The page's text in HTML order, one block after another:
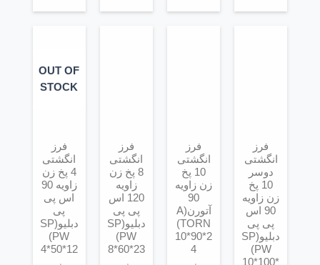
فرز
انگشتی
دوسر
10 پخ
زن زاویه
90 اس
پی پی
دبلیو(SP
PW)
10*100*
فرز
انگشتی
10 پخ
زن زاویه
90
آتورن(A
TORN)
10*90*2
4
فرز
انگشتی
8 پخ زن
زاویه
120 اس
پی پی
دبلیو(SP
PW)
8*60*23
OUT OF
STOCK
فرز
انگشتی
4 پخ زن
زاویه 90
اس پی
پی
دبلیو(SP
PW)
4*50*12